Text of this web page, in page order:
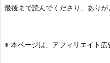
最後まで読んでくださり、ありが
※ 本ページは、アフィリエイト広